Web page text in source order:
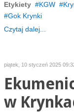
Etykiety
KGW
Gok Krynki
Czytaj dalej...
piątek, 10 styczeń 2025
w